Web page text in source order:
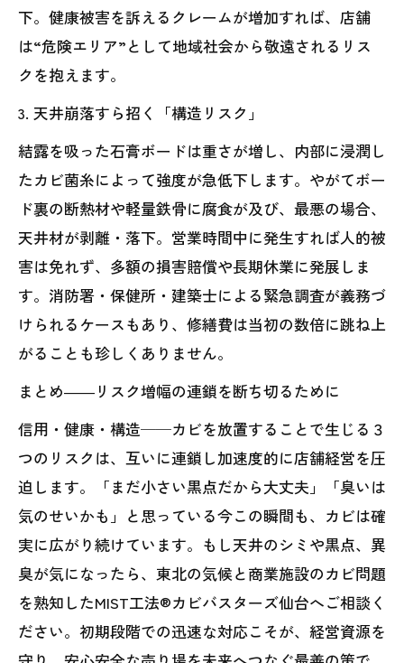
下。健康被害を訴えるクレームが増加すれば、店舗
は“危険エリア”として地域社会から敬遠されるリス
クを抱えます。
3. 天井崩落すら招く「構造リスク」
結露を吸った石膏ボードは重さが増し、内部に浸潤し
たカビ菌糸によって強度が急低下します。やがてボー
ド裏の断熱材や軽量鉄骨に腐食が及び、最悪の場合、
天井材が剥離・落下。営業時間中に発生すれば人的被
害は免れず、多額の損害賠償や長期休業に発展しま
す。消防署・保健所・建築士による緊急調査が義務づ
けられるケースもあり、修繕費は当初の数倍に跳ね上
がることも珍しくありません。
まとめ――リスク増幅の連鎖を断ち切るために
信用・健康・構造──カビを放置することで生じる３
つのリスクは、互いに連鎖し加速度的に店舗経営を圧
迫します。「まだ小さい黒点だから大丈夫」「臭いは
気のせいかも」と思っている今この瞬間も、カビは確
実に広がり続けています。もし天井のシミや黒点、異
臭が気になったら、東北の気候と商業施設のカビ問題
を熟知したMIST工法®カビバスターズ仙台へご相談く
ださい。初期段階での迅速な対応こそが、経営資源を